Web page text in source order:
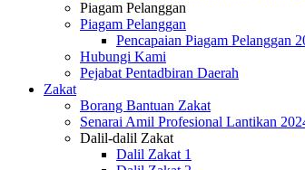
Piagam Pelanggan
Piagam Pelanggan
Pencapaian Piagam Pelanggan
Hubungi Kami
Pejabat Pentadbiran Daerah
Zakat
Borang Bantuan Zakat
Senarai Amil Profesional Lantikan
Dalil-dalil Zakat
Dalil Zakat 1